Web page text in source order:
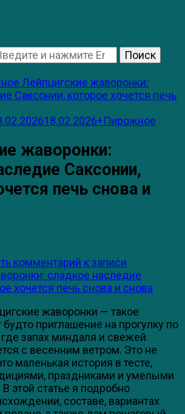
Лейпцигские жаворонки:
Саксонии, которое хочется печь
18.02.2026+Пирожное
жаворонки:
Саксонии,
печь снова и
комментарий к записи
сладкое наследие
хочется печь снова и снова
жаворонки — такое
будто приглашение на прогулку по
где запах миндаля и свежей
с весенним ветром. Это не
маленькая история в тесте,
праздниками и умелыми
этой статье я подробно
составе, вариантах